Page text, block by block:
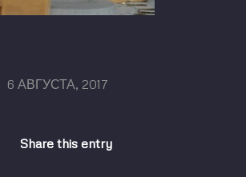
6 АВГУСТА, 2017
/
Share this entry